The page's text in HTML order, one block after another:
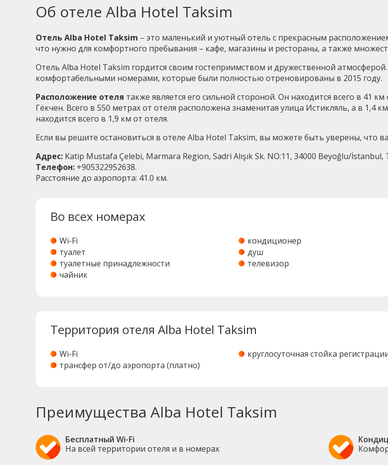
Об отеле Alba Hotel Taksim
Отель Alba Hotel Taksim – это маленький и уютный отель с прекрасным
что нужно для комфортного пребывания – кафе, магазины и рестораны, а также
Отель Alba Hotel Taksim гордится своим гостеприимством и дружественной
комфортабельными номерами, которые были полностью отреновированы в 2015 году.
Расположение отеля также является его сильной стороной. Он находится всего в 41
Гёкчен. Всего в 550 метрах от отеля расположена знаменитая улица Истикляль, а в
находится всего в 1,9 км от отеля.
Если вы решите остановиться в отеле Alba Hotel Taksim, вы можете быть уверены, что
Адрес: Katip Mustafa Çelebi, Marmara Region, Sadri Alışık Sk. NO:11, 34000 Beyoğlu/İstanbul,
Телефон: +905322952638.
Расстояние до аэропорта: 41.0 км.
Во всех номерах
Wi-Fi кондиционер
туалет
душ
туалетные принадлежности
телевизор
чайник
Территория отеля Alba Hotel Taksim
Wi-Fi круглосуточная стойка
трансфер от/до аэропорта (платно)
Преимущества Alba Hotel Taksim
Бесплатный Wi-Fi
На всей территории отеля и в номерах